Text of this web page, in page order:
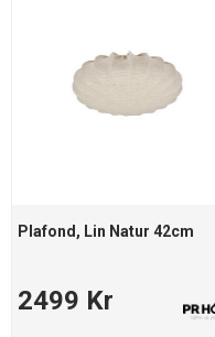
Plafond, Lin Natur 42cm
2499 Kr